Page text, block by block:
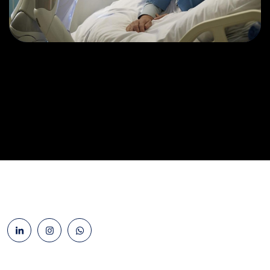
Osteopaths
Abdominal Aneurysm